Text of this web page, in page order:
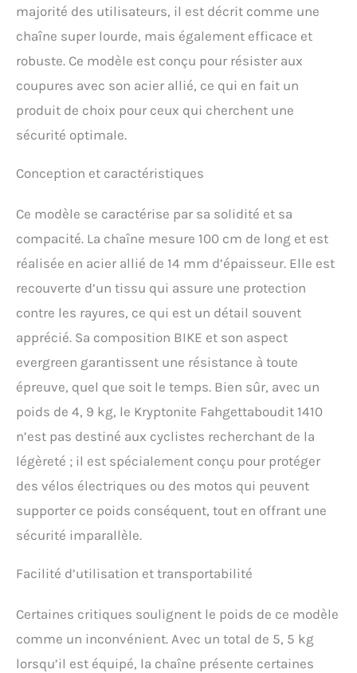
gratuit hors frais
nylon protège la chaîne et
le cadre contre les rayures
; cache-poussière protège
le cylindre. 4,9 kg et
longueur 100 cm, solution
majorité des utilisateurs, il est décrit comme une
chaîne super lourde, mais également efficace et
robuste. Ce modèle est conçu pour résister aux
coupures avec son acier allié, ce qui en fait un
produit de choix pour ceux qui cherchent une
sécurité optimale.
Conception et caractéristiques
Ce modèle se caractérise par sa solidité et sa
compacité. La chaîne mesure 100 cm de long et est
réalisée en acier allié de 14 mm d’épaisseur. Elle est
recouverte d’un tissu qui assure une protection
contre les rayures, ce qui est un détail souvent
apprécié. Sa composition BIKE et son aspect
evergreen garantissent une résistance à toute
épreuve, quel que soit le temps. Bien sûr, avec un
poids de 4, 9 kg, le Kryptonite Fahgettaboudit 1410
n’est pas destiné aux cyclistes recherchant de la
légèreté ; il est spécialement conçu pour protéger
des vélos électriques ou des motos qui peuvent
supporter ce poids conséquent, tout en offrant une
sécurité imparallèle.
Facilité d’utilisation et transportabilité
Certaines critiques soulignent le poids de ce modèle
comme un inconvénient. Avec un total de 5, 5 kg
lorsqu’il est équipé, la chaîne présente certaines